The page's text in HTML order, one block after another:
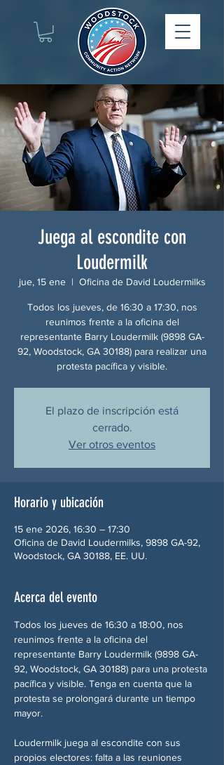
Juega al escondite con
Loudermilk
jue, 15 ene
  |
Oficina de David Loudermilks
Todos los jueves, de 16:30 a 17:30, nos
reunimos frente a la oficina del
representante Barry Loudermilk (9898 GA-
92, Woodstock, GA 30188) para realizar una
protesta pacífica y visible.
El plazo de inscripción está
cerrado.
Ver otros eventos
Horario y ubicación
15 ene 2026, 16:30 – 17:30
Oficina de David Loudermilks, 9898 GA-92,
Woodstock, GA 30188, EE. UU.
Acerca del evento
Todos los jueves de 16:30 a 18:00, nos
reunimos frente a la oficina del
representante Barry Loudermilk (9898 GA-
92, Woodstock, GA 30188) para una protesta
pacífica y visible. Tenga en cuenta que la
protesta se prolongará durante un tiempo
mayor.
Loudermilk juega al escondite con sus
propios electores: falta a las reuniones